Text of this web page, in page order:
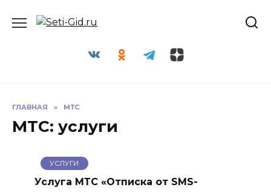
ГЛАВНАЯ » МТС
МТС: услуги
УСЛУГИ
Услуга МТС «Отписка от SMS-